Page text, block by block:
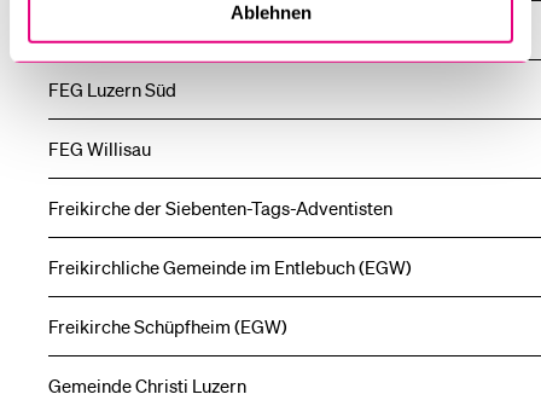
Ablehnen
FEG Luzern Süd
FEG Willisau
Freikirche der Siebenten-Tags-Adventisten
Freikirchliche Gemeinde im Entlebuch (EGW)
Freikirche Schüpfheim (EGW)
Gemeinde Christi Luzern